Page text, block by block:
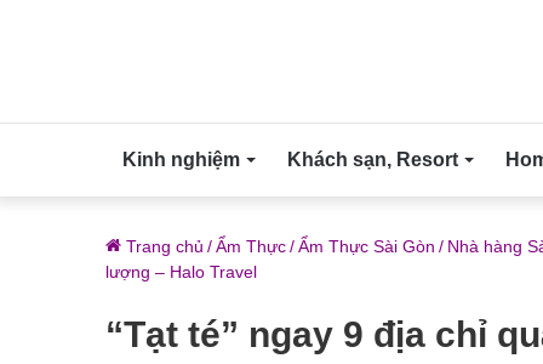
Kinh nghiệm Khách sạn, Resort
Trang chủ /Ẩm Thực/Ẩm Thực Sài Gòn / Nhà hàng
lượng – Halo Travel
“Tạt té” ngay 9 địa chỉ